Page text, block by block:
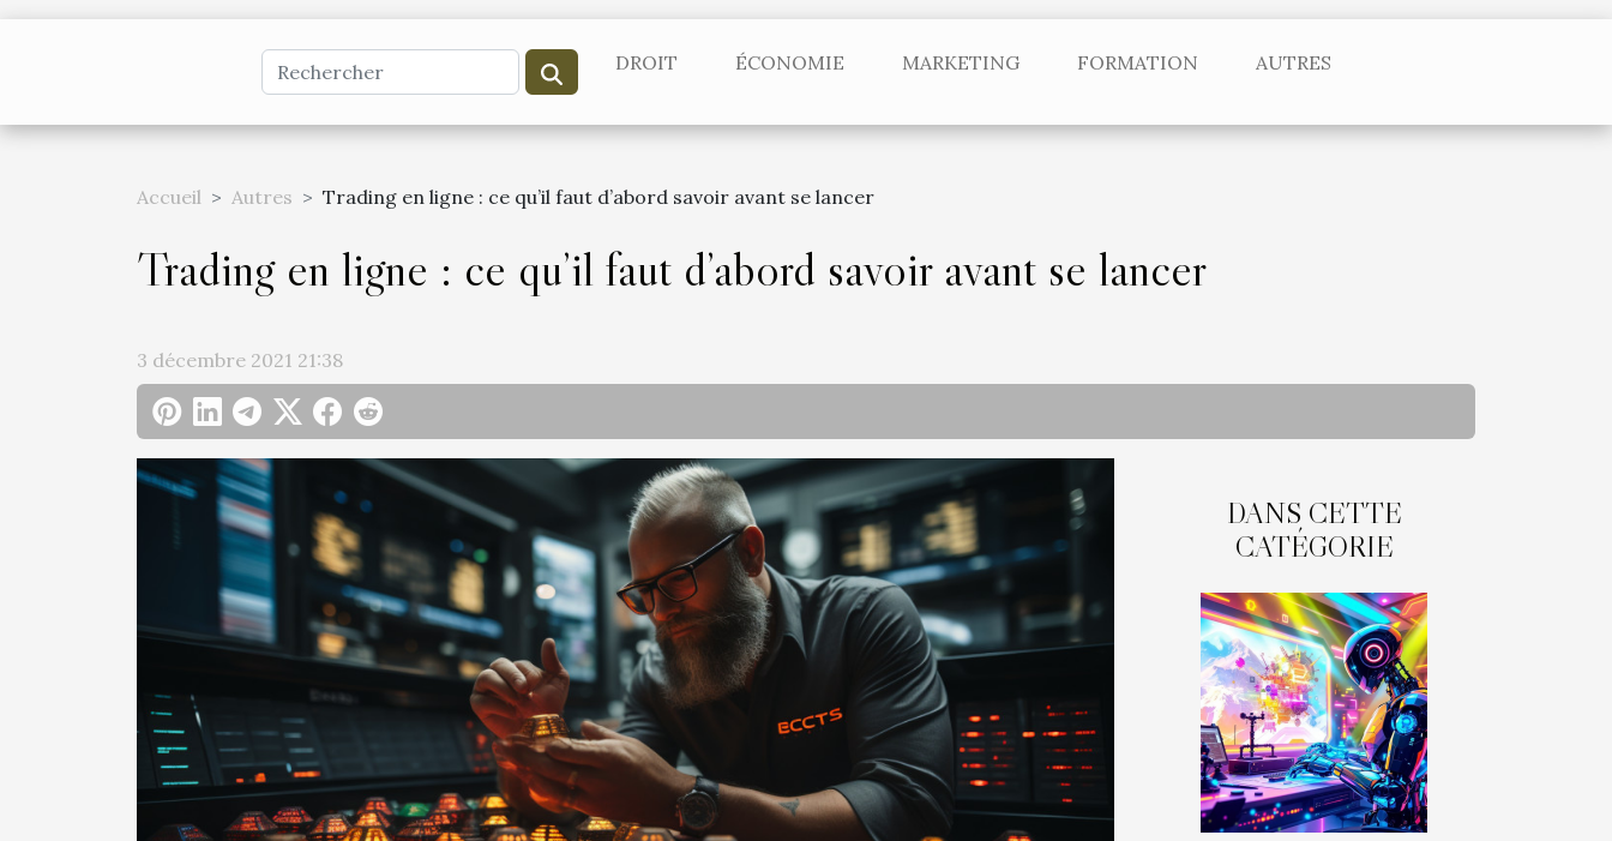
DROIT ÉCONOMIE MARKETING FORMATION AUTRES
Accueil Autres Trading en ligne : ce qu’il faut d’abord savoir avant se lancer
Trading en ligne : ce qu’il faut d’abord savoir avant se lancer
3 décembre 2021 21:38
DANS CETTE
CATÉGORIE